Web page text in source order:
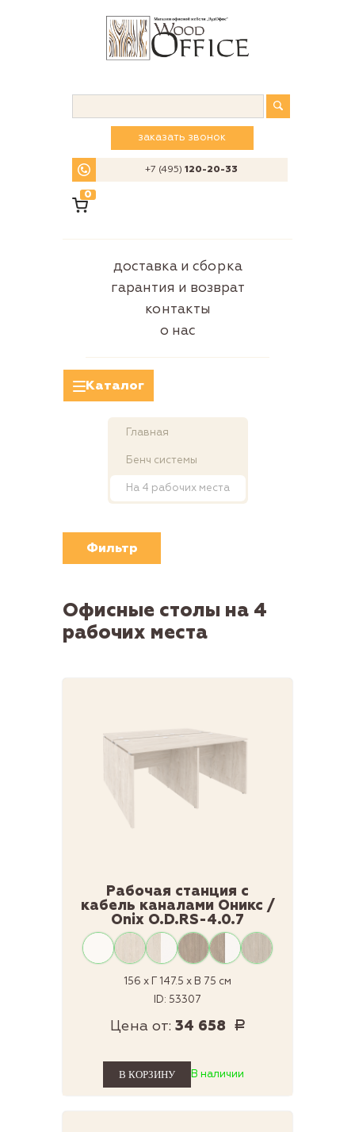
заказать звонок
+7 (495)120-20-33
0
доставка и сборка
гарантия и возврат
контакты
о нас
Каталог
Главная
Бенч системы
На 4 рабочих места
Фильтр
Офисные столы на 4
рабочих места
Рабочая станция с
кабель каналами Оникс /
Onix O.D.RS-4.0.7
156 x Г 147.5 x В 75 см
ID: 53307
Цена от: 34 658 Р
В наличии